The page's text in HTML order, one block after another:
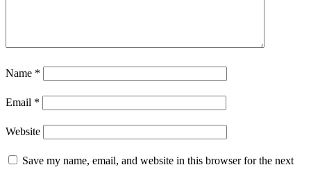
Name *
Email *
Website
Save my name, email, and website in this browser for the next